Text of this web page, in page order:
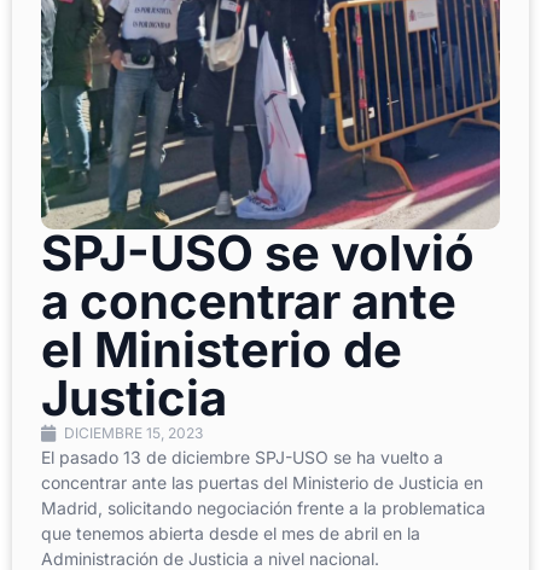
SPJ-USO se volvió
a concentrar ante
el Ministerio de
Justicia
DICIEMBRE 15, 2023
El pasado 13 de diciembre SPJ-USO se ha vuelto a
concentrar ante las puertas del Ministerio de Justicia en
Madrid, solicitando negociación frente a la problematica
que tenemos abierta desde el mes de abril en la
Administración de Justicia a nivel nacional.